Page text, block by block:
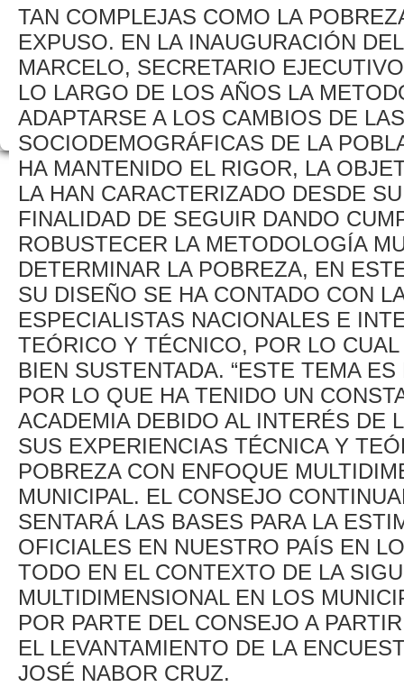
TAN COMPLEJAS COMO LA
EXPUSO. EN LA INAUGURACIÓN
MARCELO, SECRETARIO
LO LARGO DE LOS AÑOS LA
ADAPTARSE A LOS CAMBIOS DE
SOCIODEMOGRÁFICAS DE LA
HA MANTENIDO EL RIGOR, LA
LA HAN CARACTERIZADO DESDE
FINALIDAD DE SEGUIR DANDO
ROBUSTECER LA METODOLOGÍA
DETERMINAR LA POBREZA, EN
SU DISEÑO SE HA CONTADO CON
ESPECIALISTAS NACIONALES E
TEÓRICO Y TÉCNICO, POR LO
BIEN SUSTENTADA. “ESTE TEMA
POR LO QUE HA TENIDO UN
ACADEMIA DEBIDO AL INTERÉS DE
SUS EXPERIENCIAS TÉCNICA Y
POBREZA CON ENFOQUE
MUNICIPAL. EL CONSEJO
SENTARÁ LAS BASES PARA LA
OFICIALES EN NUESTRO PAÍS EN
TODO EN EL CONTEXTO DE LA
MULTIDIMENSIONAL EN LOS
POR PARTE DEL CONSEJO A
EL LEVANTAMIENTO DE LA
JOSÉ NABOR CRUZ.